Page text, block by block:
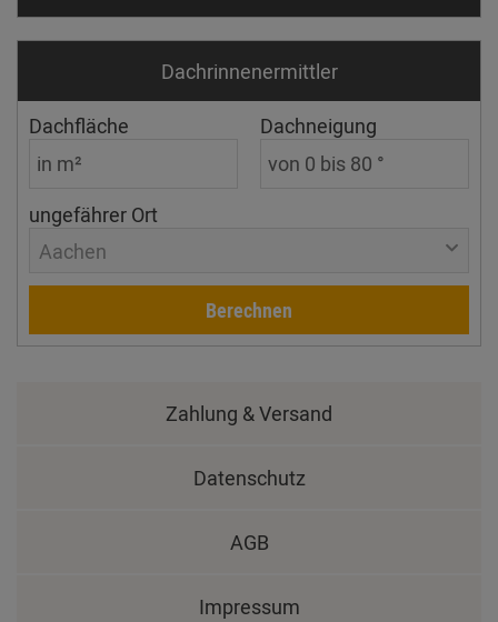
Dachrinnen­ermittler
Dachfläche Dachneigung
ungefährer Ort
Aachen
Berechnen
Zahlung & Versand
Datenschutz
AGB
Impressum